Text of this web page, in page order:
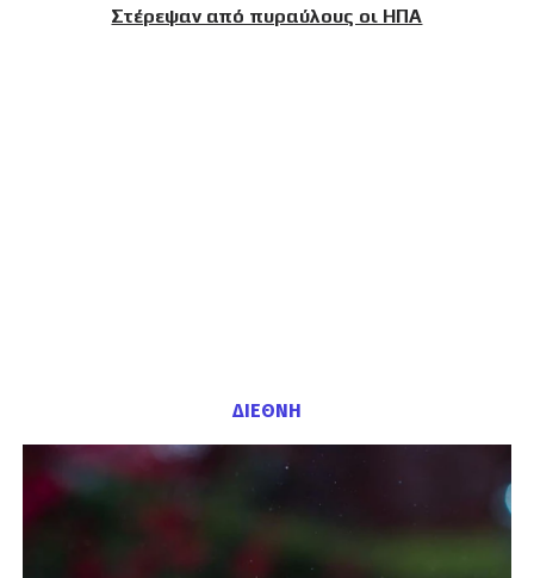
Στέρεψαν από πυραύλους οι ΗΠΑ
ΔΙΕΘΝΗ